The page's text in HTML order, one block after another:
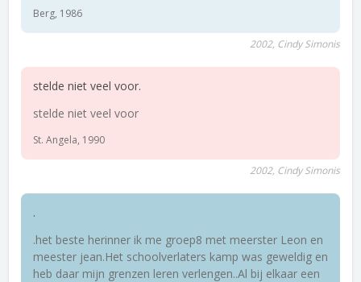
Berg, 1986
2002, Cindy Simonis
stelde niet veel voor.
stelde niet veel voor
St. Angela, 1990
2002, Cindy Simonis
.
.het beste herinner ik me groep8 met meerster Leon en
meester jean.Het schoolverlaters kamp was geweldig en
heb daar mijn grenzen leren verlengen..Al bij elkaar een